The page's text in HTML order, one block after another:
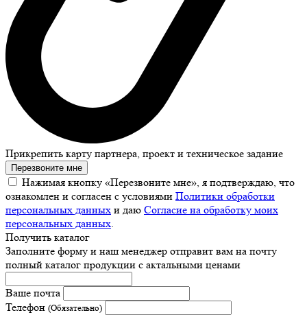
Прикрепить карту партнера, проект и техническое задание
Перезвоните мне
Нажимая кнопку «Перезвоните мне», я подтверждаю, что
ознакомлен и согласен с условиями Политики обработки
персональных данных и даю Согласие на обработку моих
персональных данных.
Получить каталог
Заполните форму и наш менеджер отправит вам на почту
полный каталог продукции с актальными ценами
Ваше почта
Телефон (Обязательно)